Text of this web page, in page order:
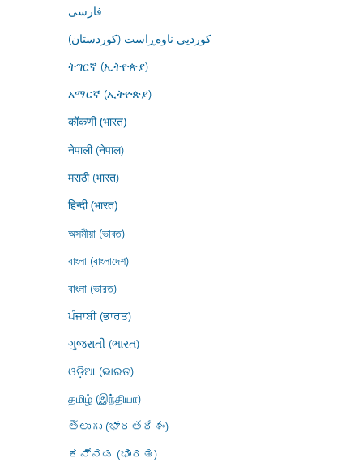
فارسى
کوردیی ناوەڕاست (کوردستان)
ትግርኛ (ኢትዮጵያ)
አማርኛ (ኢትዮጵያ)
कोंकणी (भारत)
नेपाली (नेपाल)
मराठी (भारत)
हिन्दी (भारत)
অসমীয়া (ভাৰত)
বাংলা (বাংলাদেশ)
বাংলা (ভারত)
ਪੰਜਾਬੀ (ਭਾਰਤ)
ગુજરાતી (ભારત)
ଓଡ଼ିଆ (ଭାରତ)
தமிழ் (இந்தியா)
తెలుగు (భారతదేశం)
ಕನ್ನಡ (ಭಾರತ)